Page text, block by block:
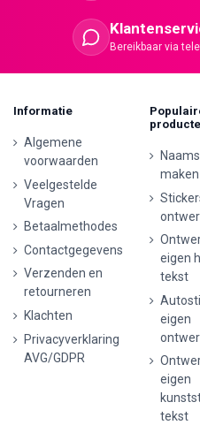
Bereikbaar via
Informatie
Algemene
voorwaarden
Veelgestelde
Vragen
Betaalmethodes
Contactgegevens
Verzenden en
retourneren
Klachten
Privacyverklaring
AVG/GDPR
maken
eigen
tekst
eigen
eigen
tekst